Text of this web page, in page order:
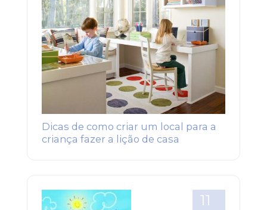
Dicas de como criar um local para a
criança fazer a lição de casa
11